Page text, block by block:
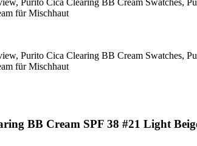
BB Cream SPF 38 #21 Light